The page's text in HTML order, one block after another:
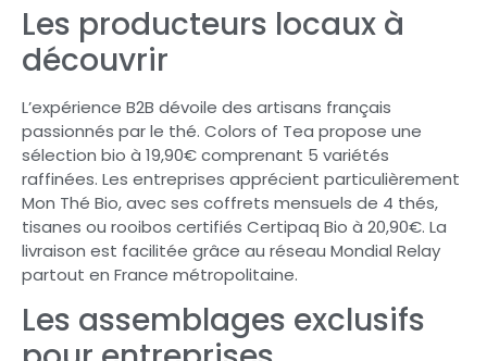
Les producteurs locaux à
découvrir
L’expérience B2B dévoile des artisans français
passionnés par le thé. Colors of Tea propose une
sélection bio à 19,90€ comprenant 5 variétés
raffinées. Les entreprises apprécient particulièrement
Mon Thé Bio, avec ses coffrets mensuels de 4 thés,
tisanes ou rooibos certifiés Certipaq Bio à 20,90€. La
livraison est facilitée grâce au réseau Mondial Relay
partout en France métropolitaine.
Les assemblages exclusifs